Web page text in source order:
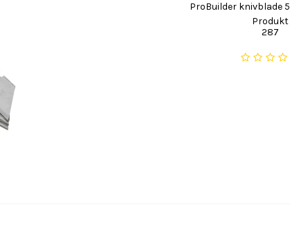
ProBuilder knivblade
Produkt
287